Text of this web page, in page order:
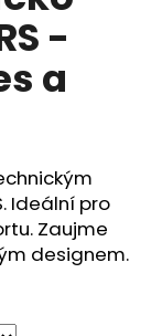
-
a
Ideální pro
Zaujme
designem.